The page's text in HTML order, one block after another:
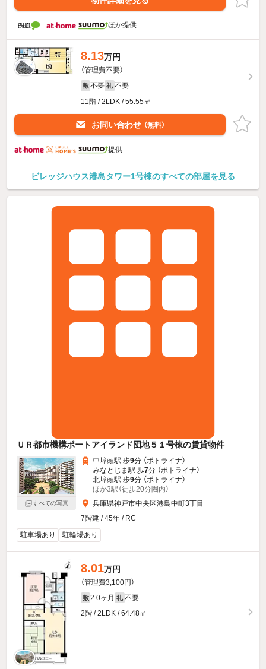
ほか提供
8.13万円
（管理費不要）
敷 不要 礼 不要
11階 / 2LDK / 55.55㎡
お問い合わせ （無料）
提供
ビレッジハウス港島タワー1号棟のすべての部屋を見る
ＵＲ都市機構ポートアイランド団地５１号棟の賃貸物件
すべての写真
中埠頭駅 歩9分 （ポトライナ）
みなとじま駅 歩7分 （ポトライナ）
北埠頭駅 歩9分 （ポトライナ）
ほか3駅（徒歩20分圏内）
兵庫県神戸市中央区港島中町3丁目
7階建 / 45年 / RC
駐車場あり
駐輪場あり
8.01万円
（管理費3,100円）
敷 2.0ヶ月 礼 不要
2階 / 2LDK / 64.48㎡